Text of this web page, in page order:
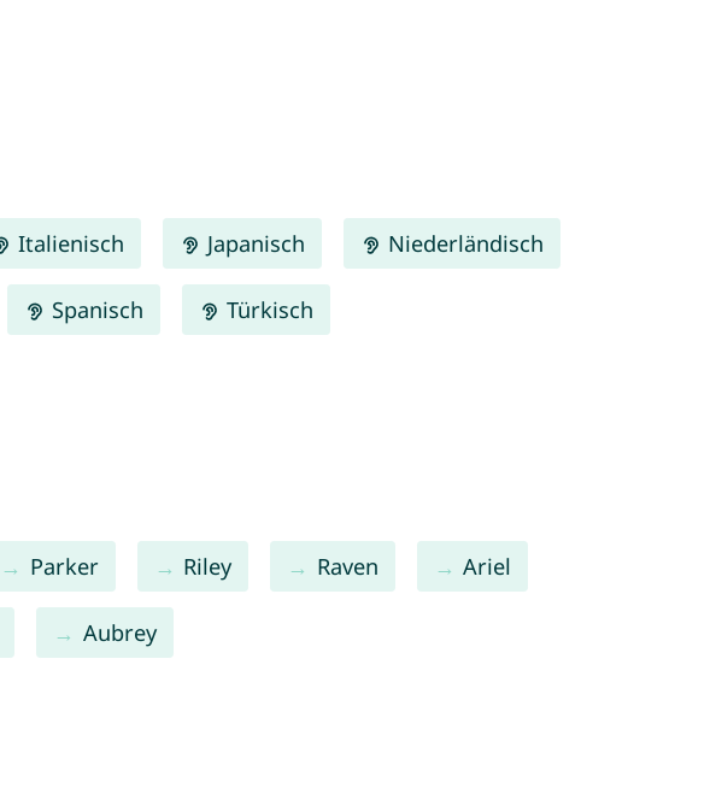
Italienisch Japanisch Niederländisch
Spanisch Türkisch
Parker Riley Raven Ariel
Aubrey